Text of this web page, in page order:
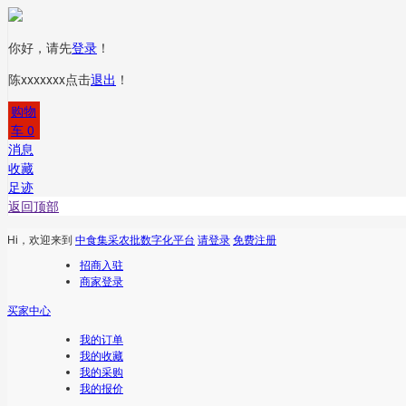
你好，请先登录 ！
陈xxxxxxx点击退出 ！
购物
车 0
消息
收藏
足迹
返回顶部
Hi，欢迎来到 中食集采农批数字化平台 请登录 免费注册
招商入驻
商家登录
买家中心
我的订单
我的收藏
我的采购
我的报价